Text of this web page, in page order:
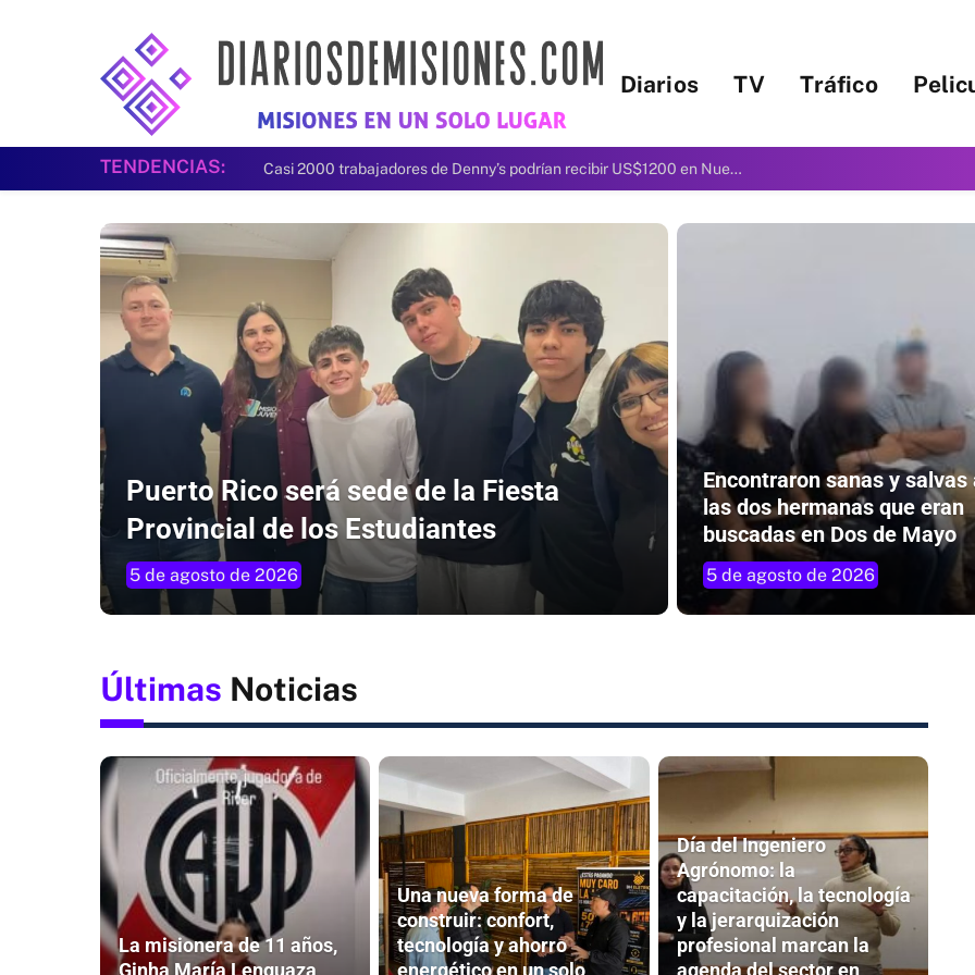
Diarios TV Tráfico
TENDENCIAS: Casi 2000 trabajadores de Denny’s podrían recibir US$1200 en Nueva York: quiénes califican y cómo reclamar
Puerto Rico será sede de la Fiesta
Provincial de los Estudiantes
5 de agosto de 2026
Encontraron sanas y salvas
las dos hermanas que eran
buscadas en Dos de Mayo
5 de agosto de 2026
Últimas Noticias
La misionera de 11 años,
Ginha María Lenguaza,
Una nueva forma de
construir: confort,
tecnología y ahorro
energético en un solo
Día del Ingeniero
Agrónomo: la
capacitación, la tecnología
y la jerarquización
profesional marcan la
agenda del sector en